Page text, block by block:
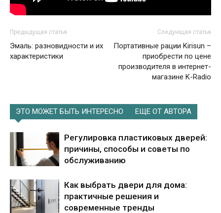
Предыдущая статья
Эмаль: разновидности и их
характеристики
Следующая статья
Портативные рации Kirisun –
приобрести по цене
производителя в интернет-
магазине K-Radio
ЭТО МОЖЕТ БЫТЬ ИНТЕРЕСНО ЕЩЕ ОТ АВТОРА
Регулировка пластиковых дверей:
причины, способы и советы по
обслуживанию
Как выбрать двери для дома:
практичные решения и
современные тренды